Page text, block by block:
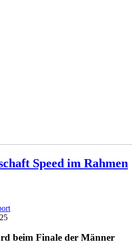
Speed im Rahmen
beim Finale der Männer